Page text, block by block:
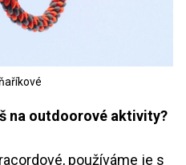
na outdoorové aktivity?
používáme je s